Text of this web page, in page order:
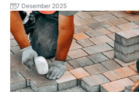
7 Desember 2025